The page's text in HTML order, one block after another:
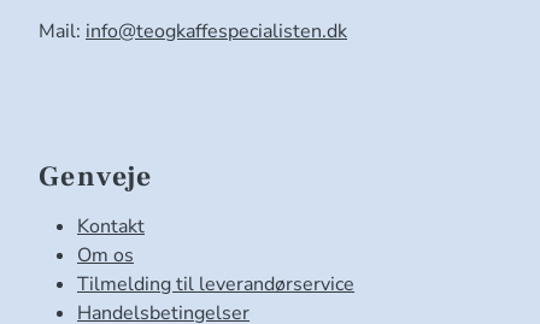
Mail: info@teogkaffespecialisten.dk
Genveje
Kontakt
Om os
Tilmelding til leverandørservice
Handelsbetingelser